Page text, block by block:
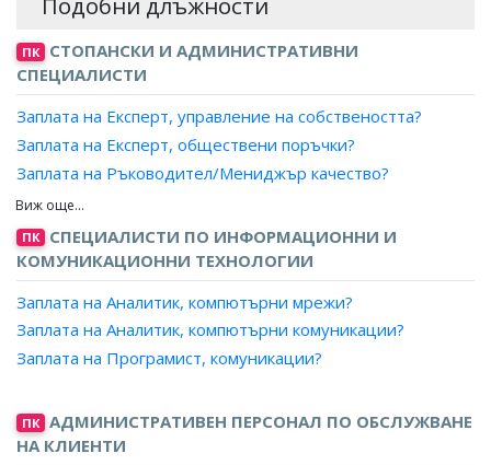
ПК СТОПАНСКИ И АДМИНИСТРАТИВНИ
СПЕЦИАЛИСТИ
Заплата на Експерт, управление на собствеността?
Заплата на Експерт, обществени поръчки?
Заплата на Ръководител/Мениджър качество?
Заплата на Експерт лизинг?
Заплата на Мениджър, ключови клиенти?
Заплата на Експерт доставки, преработваща
промишленост?
Заплата на Мениджър, проекти?
Заплата на Експерт, продажби?
Заплата на Търговски пълномощник?
Заплата на Експерт, стопанска дейност?
Заплата на Експерт, бизнес развитие?
ПК СПЕЦИАЛИСТИ ПО ИНФОРМАЦИОННИ И
КОМУНИКАЦИОННИ ТЕХНОЛОГИИ
Заплата на Аналитик, компютърни мрежи?
Заплата на Аналитик, компютърни комуникации?
Заплата на Програмист, комуникации?
ПК АДМИНИСТРАТИВЕН ПЕРСОНАЛ ПО ОБСЛУЖВАНЕ
НА КЛИЕНТИ